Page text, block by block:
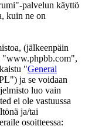
palvelun käyttö
kuin ne on
(jälkeenpäin
"General
ja se voidaan
luo vain
ei ole vastuussa
ja/tai
osoitteessa: